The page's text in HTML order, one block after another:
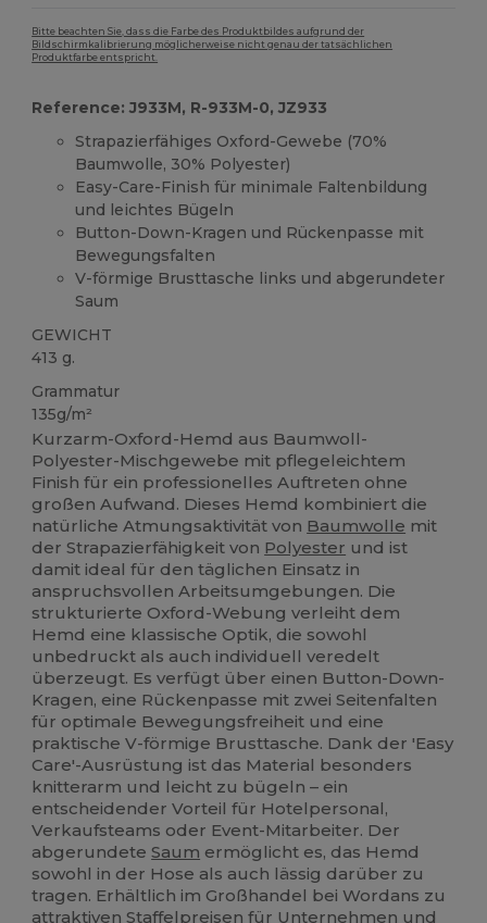
Bitte beachten Sie, dass die Farbe des Produktbildes aufgrund der
Bildschirmkalibrierung möglicherweise nicht genau der tatsächlichen
Produktfarbe entspricht.
Reference: J933M, R-933M-0, JZ933
Strapazierfähiges Oxford-Gewebe (70%
Baumwolle, 30% Polyester)
Easy-Care-Finish für minimale Faltenbildung
und leichtes Bügeln
Button-Down-Kragen und Rückenpasse mit
Bewegungsfalten
V-förmige Brusttasche links und abgerundeter
Saum
GEWICHT
413 g.
Grammatur
135g/m²
Kurzarm-Oxford-Hemd aus Baumwoll-
Polyester-Mischgewebe mit pflegeleichtem
Finish für ein professionelles Auftreten ohne
großen Aufwand. Dieses Hemd kombiniert die
natürliche Atmungsaktivität von Baumwolle mit
der Strapazierfähigkeit von Polyester und ist
damit ideal für den täglichen Einsatz in
anspruchsvollen Arbeitsumgebungen. Die
strukturierte Oxford-Webung verleiht dem
Hemd eine klassische Optik, die sowohl
unbedruckt als auch individuell veredelt
überzeugt. Es verfügt über einen Button-Down-
Kragen, eine Rückenpasse mit zwei Seitenfalten
für optimale Bewegungsfreiheit und eine
praktische V-förmige Brusttasche. Dank der 'Easy
Care'-Ausrüstung ist das Material besonders
knitterarm und leicht zu bügeln – ein
entscheidender Vorteil für Hotelpersonal,
Verkaufsteams oder Event-Mitarbeiter. Der
abgerundeteSaum ermöglicht es, das Hemd
sowohl in der Hose als auch lässig darüber zu
tragen. Erhältlich im Großhandel bei Wordans zu
attraktiven Staffelpreisen für Unternehmen und